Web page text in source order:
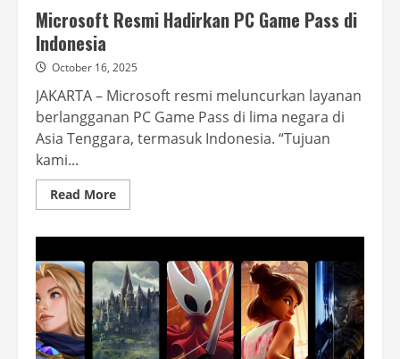
Microsoft Resmi Hadirkan PC Game Pass di
Indonesia
October 16, 2025
JAKARTA – Microsoft resmi meluncurkan layanan
berlangganan PC Game Pass di lima negara di
Asia Tenggara, termasuk Indonesia. “Tujuan
kami...
Read MoreRead
more
PC
Game
Pass
di
Indonesia